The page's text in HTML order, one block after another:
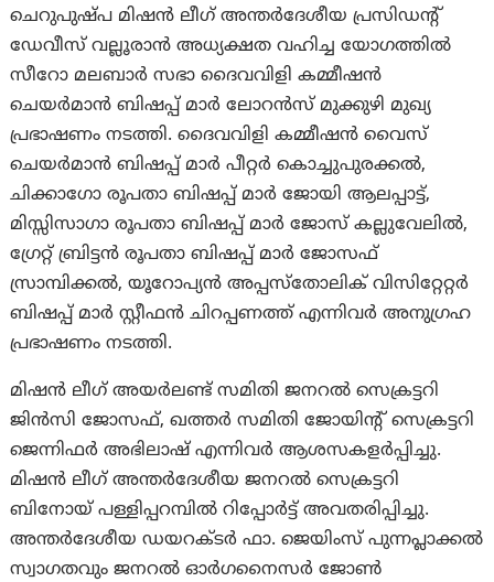
ചെറുപുഷ്പ മിഷൻ ലീഗ് അന്തർദേശീയ പ്രസിഡന്റ്
ഡേവീസ് വല്ലൂരാൻ അധ്യക്ഷത വഹിച്ച യോഗത്തിൽ
സീറോ മലബാർ സഭാ ദൈവവിളി കമ്മീഷൻ
ചെയർമാൻ ബിഷപ്പ് മാർ ലോറൻസ് മുക്കുഴി മുഖ്യ
പ്രഭാഷണം നടത്തി. ദൈവവിളി കമ്മീഷൻ വൈസ്
ചെയർമാൻ ബിഷപ്പ് മാർ പീറ്റർ കൊച്ചുപുരക്കൽ,
ചിക്കാഗോ രൂപതാ ബിഷപ്പ് മാർ ജോയി ആലപ്പാട്ട്,
മിസ്സിസാഗാ രൂപതാ ബിഷപ്പ് മാർ ജോസ് കല്ലുവേലിൽ,
ഗ്രേറ്റ് ബ്രിട്ടൻ രൂപതാ ബിഷപ്പ് മാർ ജോസഫ്
സ്രാമ്പിക്കൽ, യൂറോപ്യൻ അപ്പസ്തോലിക് വിസിറ്റേറ്റർ
ബിഷപ്പ് മാർ സ്റ്റീഫൻ ചിറപ്പണത്ത് എന്നിവർ അനുഗ്രഹ
പ്രഭാഷണം നടത്തി.
മിഷൻ ലീഗ് അയർലണ്ട് സമിതി ജനറൽ സെക്രട്ടറി
ജിൻസി ജോസഫ്, ഖത്തർ സമിതി ജോയിന്റ് സെക്രട്ടറി
ജെന്നിഫർ അഭിലാഷ് എന്നിവർ ആശസകളർപ്പിച്ചു.
മിഷൻ ലീഗ് അന്തർദേശീയ ജനറൽ സെക്രട്ടറി
ബിനോയ് പള്ളിപ്പറമ്പിൽ റിപ്പോർട്ട് അവതരിപ്പിച്ചു.
അന്തർദേശീയ ഡയറക്ടർ ഫാ. ജെയിംസ് പുന്നപ്ലാക്കൽ
സ്വാഗതവും ജനറൽ ഓർഗനൈസർ ജോൺ